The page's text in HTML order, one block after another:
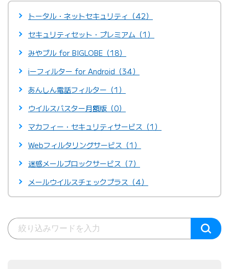
トータル・ネットセキュリティ（42）
セキュリティセット・プレミアム（1）
みやブル for BIGLOBE（18）
iーフィルター for Android（34）
あんしん電話フィルター（1）
ウイルスバスター月額版（0）
マカフィー・セキュリティサービス（1）
Webフィルタリングサービス（1）
迷惑メールブロックサービス（7）
メールウイルスチェックプラス（4）